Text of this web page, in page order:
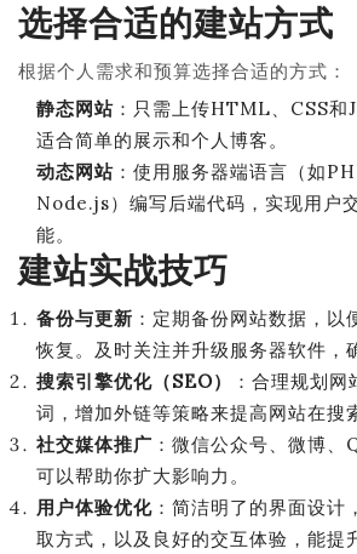
选择合适的建站方式
根据个人需求和预算选择合适的方式：
静态网站 ：只需上传HTML、CSS和
适合简单的展示和个人博客。
动态网站 ：使用服务器端语言（如
Node.js）编写后端代码，实现用户
能。
建站实战技巧
备份与更新 ：定期备份网站数据，以
恢复。及时关注并升级服务器软件，
搜索引擎优化（SEO）
：合理规划
词，增加外链等策略来提高网站在搜
社交媒体推广 ：微信公众号、微博、
可以帮助你扩大影响力。
用户体验优化 ：简洁明了的界面设计
取方式，以及良好的交互体验，能提